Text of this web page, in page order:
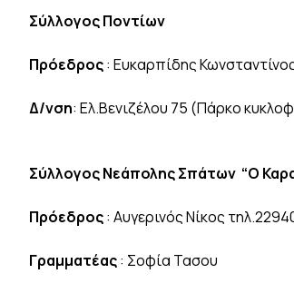
Σύλλογος Ποντίων
Πρόεδρος: Ευκαρπίδης
Δ/νση: Ελ.Βενιζέλου 75 (Πάρκο
Σύλλογος Νεάπολης Σπάτων “Ο
Πρόεδρος: Αυγερινός Νίκος
Γραμματέας: Σοφία Τασου